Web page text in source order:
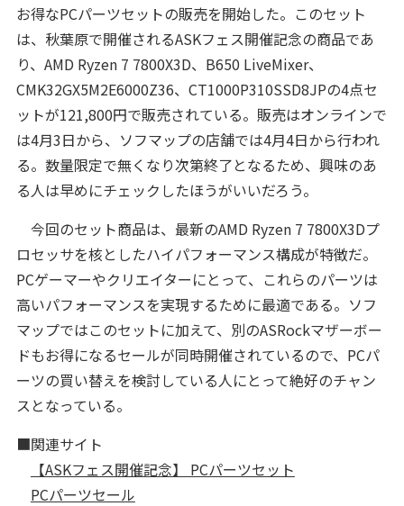
お得なPCパーツセットの販売を開始した。このセット
は、秋葉原で開催されるASKフェス開催記念の商品であ
り、AMD Ryzen 7 7800X3D、B650 LiveMixer、
CMK32GX5M2E6000Z36、CT1000P310SSD8JPの4点セ
ットが121,800円で販売されている。販売はオンラインで
は4月3日から、ソフマップの店舗では4月4日から行われ
る。数量限定で無くなり次第終了となるため、興味のあ
る人は早めにチェックしたほうがいいだろう。
今回のセット商品は、最新のAMD Ryzen 7 7800X3Dプ
ロセッサを核としたハイパフォーマンス構成が特徴だ。
PCゲーマーやクリエイターにとって、これらのパーツは
高いパフォーマンスを実現するために最適である。ソフ
マップではこのセットに加えて、別のASRockマザーボー
ドもお得になるセールが同時開催されているので、PCパ
ーツの買い替えを検討している人にとって絶好のチャン
スとなっている。
■関連サイト
【ASKフェス開催記念】 PCパーツセット
PCパーツセール